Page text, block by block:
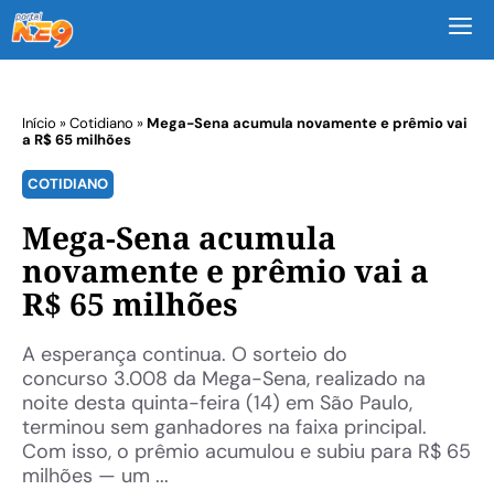
Início »Cotidiano »Mega-Sena acumula novamente e prêmio vai
a R$ 65 milhões
COTIDIANO
Mega-Sena acumula
novamente e prêmio vai a
R$ 65 milhões
A esperança continua. O sorteio do
concurso 3.008 da Mega-Sena, realizado na
noite desta quinta-feira (14) em São Paulo,
terminou sem ganhadores na faixa principal.
Com isso, o prêmio acumulou e subiu para R$ 65
milhões — um ...